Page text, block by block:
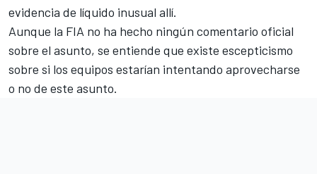
evidencia de líquido inusual allí.
Aunque la FIA no ha hecho ningún comentario oficial
sobre el asunto, se entiende que existe escepticismo
sobre si los equipos estarían intentando aprovecharse
o no de este asunto.